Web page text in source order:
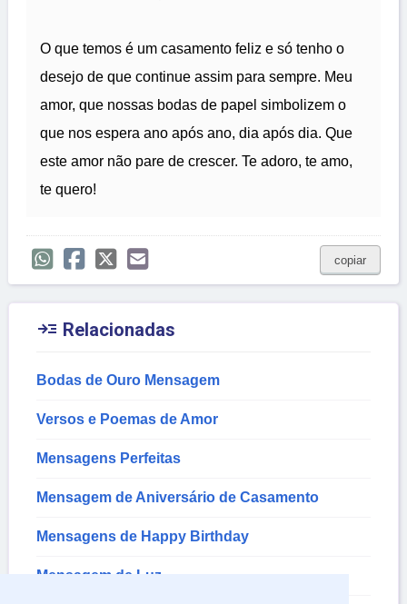
O que temos é um casamento feliz e só tenho o
desejo de que continue assim para sempre. Meu
amor, que nossas bodas de papel simbolizem o
que nos espera ano após ano, dia após dia. Que
este amor não pare de crescer. Te adoro, te amo,
te quero!
copiar
 Relacionadas
Bodas de Ouro Mensagem
Versos e Poemas de Amor
Mensagens Perfeitas
Mensagem de Aniversário de Casamento
Mensagens de Happy Birthday
Mensagem de Luz